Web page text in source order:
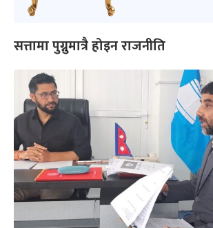
सत्तामा पुग्नुमात्रै होइन राजनीति